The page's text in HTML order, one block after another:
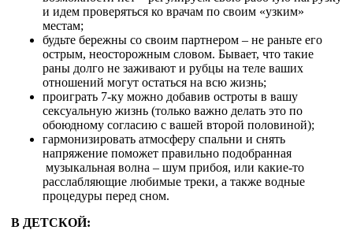
и идем проверяться ко врачам по своим «узким»
местам;
будьте бережны со своим партнером – не раньте его
острым, неосторожным словом. Бывает, что такие
раны долго не заживают и рубцы на теле ваших
отношений могут остаться на всю жизнь;
проиграть 7-ку можно добавив остроты в вашу
сексуальную жизнь (только важно делать это по
обоюдному согласию с вашей второй половиной);
гармонизировать атмосферу спальни и снять
напряжение поможет правильно подобранная
музыкальная волна – шум прибоя, или какие-то
расслабляющие любимые треки, а также водные
процедуры перед сном.
В ДЕТСКОЙ: